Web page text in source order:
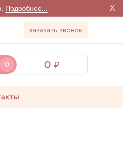
Подробнее... X
заказать звонок
0 0